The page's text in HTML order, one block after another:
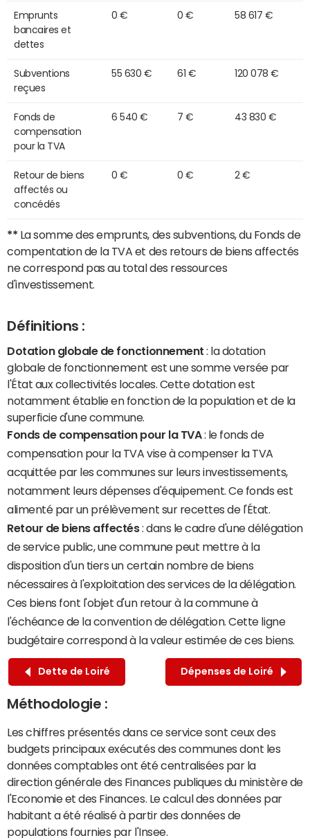
Emprunts
bancaires et
dettes
0 € 0 € 58 617 €
Subventions
reçues
55 630 € 61 € 120 078 €
Fonds de
compensation
pour la TVA
6 540 € 7 € 43 830 €
Retour de biens
affectés ou
concédés
0 € 0 € 2 €
** La somme des emprunts, des subventions, du Fonds de
compentation de la TVA et des retours de biens affectés
ne correspond pas au total des ressources
d'investissement.
Définitions :
Dotation globale de fonctionnement : la dotation
globale de fonctionnement est une somme versée par
l'État aux collectivités locales. Cette dotation est
notamment établie en fonction de la population et de la
superficie d'une commune.
Fonds de compensation pour la TVA: le fonds de
compensation pour la TVA vise à compenser la TVA
acquittée par les communes sur leurs investissements,
notamment leurs dépenses d'équipement. Ce fonds est
alimenté par un prélèvement sur recettes de l'État.
Retour de biens affectés: dans le cadre d'une délégation
de service public, une commune peut mettre à la
disposition d'un tiers un certain nombre de biens
nécessaires à l'exploitation des services de la délégation.
Ces biens font l'objet d'un retour à la commune à
l'échéance de la convention de délégation. Cette ligne
budgétaire correspond à la valeur estimée de ces biens.
Dette de Loiré Dépenses de Loiré
Méthodologie :
Les chiffres présentés dans ce service sont ceux des
budgets principaux exécutés des communes dont les
données comptables ont été centralisées par la
direction générale des Finances publiques du ministère de
l'Economie et des Finances. Le calcul des données par
habitant a été réalisé à partir des données de
populations fournies par l'Insee.